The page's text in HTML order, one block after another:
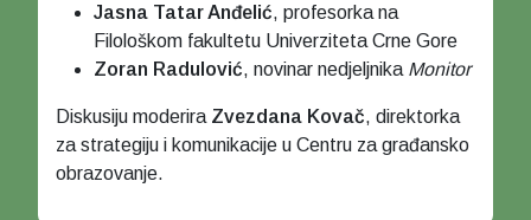
Jasna Tatar Anđelić, profesorka na
Filološkom fakultetu Univerziteta Crne Gore
Zoran Radulović, novinar nedjeljnika Monitor
Diskusiju moderira Zvezdana Kovač, direktorka
za strategiju i komunikacije u Centru za građansko
obrazovanje.